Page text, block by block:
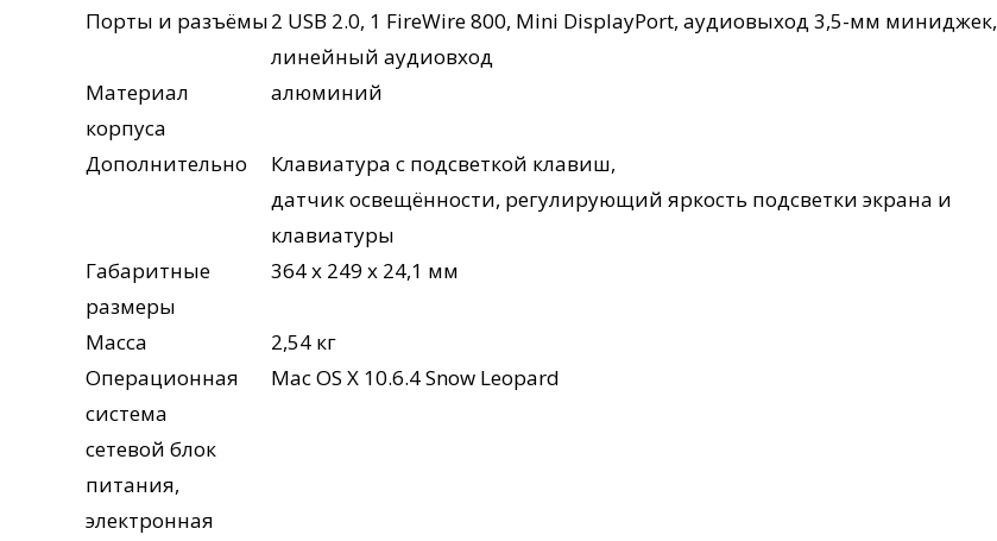
Порты и разъёмы2 USB 2.0, 1 FireWire 800, Mini DisplayPort, аудиовыход 3,5-мм миниджек,
линейный аудиовход
Материал
корпуса
алюминий
Дополнительно
Клавиатура с подсветкой клавиш,
датчик освещённости, регулирующий яркость подсветки экрана и
клавиатуры
Габаритные
размеры
364 х 249 х 24,1 мм
Масса
2,54 кг
Операционная
система
Mac OS X 10.6.4 Snow Leopard
сетевой блок
питания,
электронная